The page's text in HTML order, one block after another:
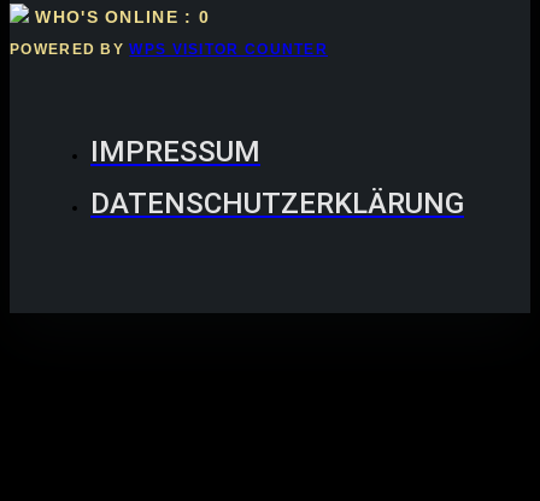
WHO'S ONLINE : 0
POWERED BYWPS VISITOR COUNTER
IMPRESSUM
DATENSCHUTZERKLÄRUNG